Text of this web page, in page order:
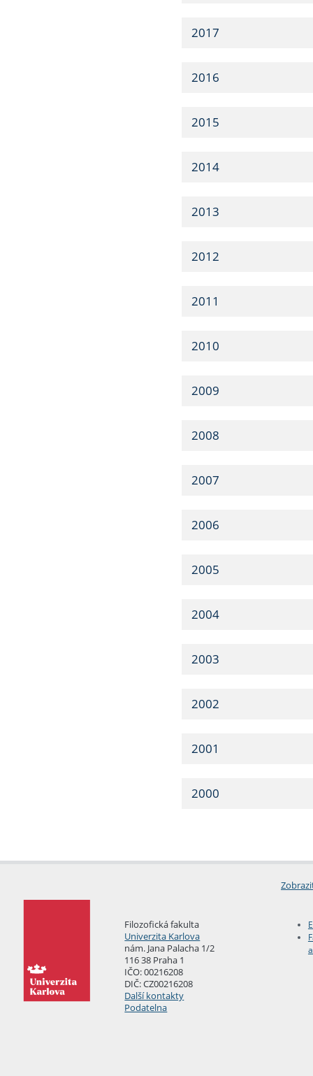
2017
2016
2015
2014
2013
2012
2011
2010
2009
2008
2007
2006
2005
2004
2003
2002
2001
2000
Filozofická fakulta
Univerzita Karlova
nám. Jana Palacha 1/2
116 38 Praha 1
IČO: 00216208
DIČ: CZ00216208
Další kontakty
Podatelna